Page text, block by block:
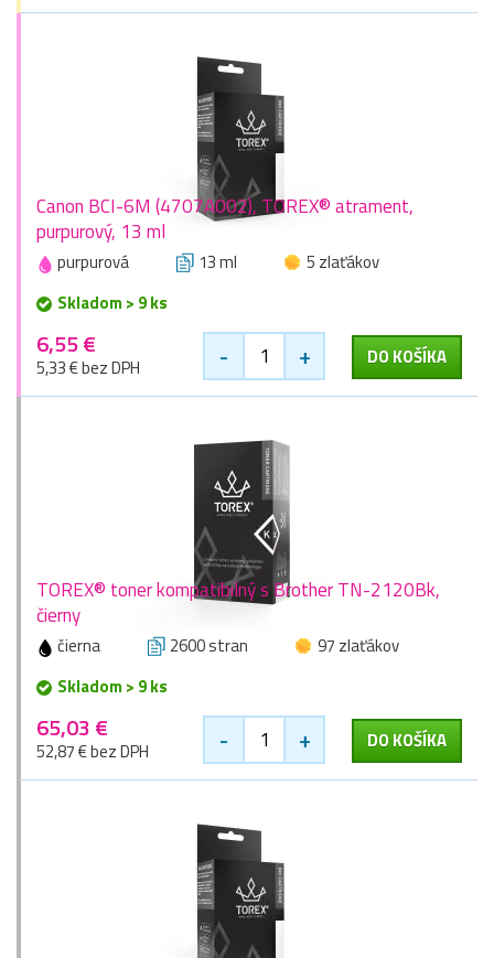
Canon BCI-6M (4707A002), TOREX® atrament,
purpurový, 13 ml
purpurová 13 ml
5 zlaťákov
Skladom > 9 ks
6,55 €
5,33 € bez DPH - + DO KOŠÍKA
TOREX® toner kompatibilný s Brother TN-2120Bk,
čierny
čierna 2600 stran
97 zlaťákov
Skladom > 9 ks
65,03 €
52,87 € bez DPH - + DO KOŠÍKA